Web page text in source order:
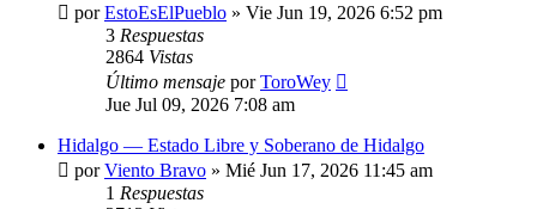
porEstoEsElPueblo » Vie Jun 19, 2026 6:52 pm
3 Respuestas
2864 Vistas
Último mensaje porToroWey
Jue Jul 09, 2026 7:08 am
Hidalgo — Estado Libre y Soberano de Hidalgo
porViento Bravo » Mié Jun 17, 2026 11:45 am
1 Respuestas